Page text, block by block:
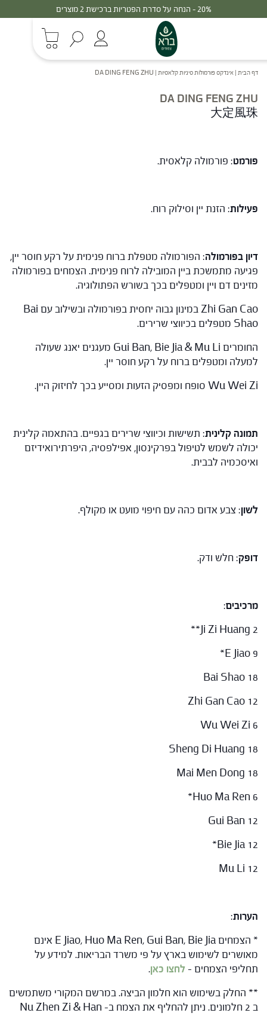
20% - הנחה על סדרת הפטריות ברכישת 2 מוצרים
דף הבית | אינדקס פורמולות סיניות קלאסיות |
DA DING FENG ZHU
DA DING FENG ZHU
大定風珠
פורמט: פורמולה קלאסית.
פעילות: הזנת יין וסילוק רוח.
דיון בפורמולה: הפורמולה מטפלת ברוח פנימית על רקע חוסר יין,
פגיעה מתמשכת ביין המובילה לרוח פנימית. הצמחים בפורמולה
מזינים דם ויין ומטפלים בכך בשורש הפתולוגיה.
Zhi Gan Cao במינון גבוה יחסית בפורמולה ובשילוב עם Bai
Shao מטפלים בכיווצי שרירים.
החומרים Gui Ban, Bie Jia & Mu Li מעגנים יאנג שעולה
למעלה ומטפלים ברוח על רקע חוסר יין.
Wu Wei Zi סופח ומפסיק הזעות ומסייע בכך לחיזוק היין.
תמונה קלינית: תשישות וכיווצי שרירים בגפיים. בהתאמה קלינית
יכולה לשמש לטיפול בפרקינסון, אפילפסיה, היפרתירואידיזם
ואיסכמיה לבבית.
לשון: צבע אדום כהה עם חיפוי מועט או מקולף.
דופק: חלש ודק.
מרכיבים:
Ji Zi Huang 2**
E Jiao 9*
Bai Shao 18
Zhi Gan Cao 12
Wu Wei Zi 6
Sheng Di Huang 18
Mai Men Dong 18
Huo Ma Ren 6*
Gui Ban 12
Bie Jia 12*
Mu Li 12
הערות:
* הצמחים E Jiao, Huo Ma Ren, Gui Ban, Bie Jia אינם
מאושרים לשימוש בארץ על פי משרד הבריאות. למידע על
תחליפי הצמחים –לחצו כאן.
** החלק בשימוש הוא חלמון הביצה. במרשם המקורי משתמשים
ב 2 חלמונים. ניתן להחליף את הצמח ב- Nu Zhen Zi & Han